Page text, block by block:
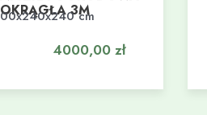
3M
cm
4000,00 zł
do koszyka